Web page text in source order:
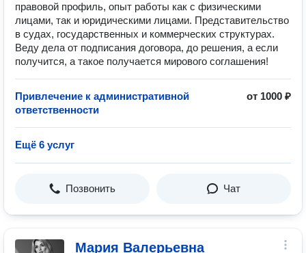
правовой профиль, опыт работы как с физическими
лицами, так и юридическими лицами. Представительство
в судах, государственных и коммерческих структурах.
Веду дела от подписания договора, до решения, а если
получится, а такое получается мирового соглашения!
Привлечение к административной
ответственности
от 1000 ₽
Ещё 6 услуг
Позвонить Чат
Мария Валерьевна